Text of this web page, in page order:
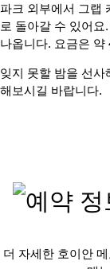
파크 외부에서 그랩
로 돌아갈 수 있어
나옵니다. 요금은 약
잊지 못할 밤을 선
해보시길 바랍니다.
더 자세한 호이안